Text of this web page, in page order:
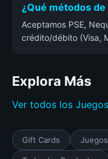
¿Qué métodos
Aceptamos PSE,
crédito/débito (Visa,
Explora Más
Ver todos los
Gift Cards Juegos